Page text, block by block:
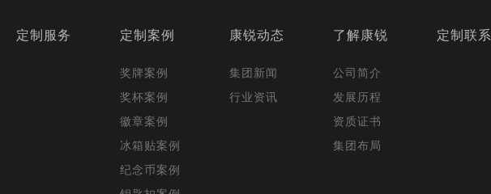
定制服务 定制案例
奖牌案例
奖杯案例
徽章案例
冰箱贴案例
纪念币案例
康锐动态
集团新闻
行业资讯
了解康锐
公司简介
发展历程
资质证书
集团布局
定制联系